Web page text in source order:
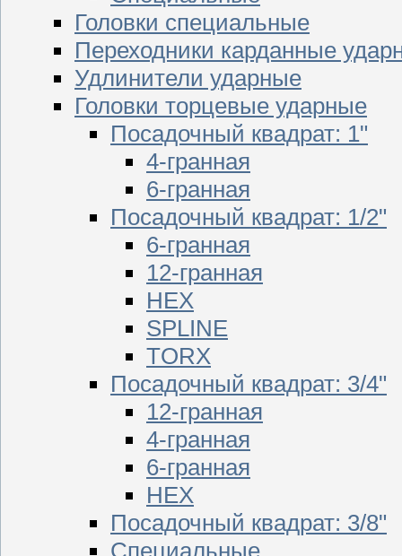
Головки специальные
Переходники карданные
Удлинители ударные
Головки торцевые ударные
Посадочный квадрат: 1"
4-гранная
6-гранная
Посадочный квадрат: 1/2"
6-гранная
12-гранная
HEX
SPLINE
TORX
Посадочный квадрат: 3/4"
12-гранная
4-гранная
6-гранная
HEX
Посадочный квадрат: 3/8"
Специальные